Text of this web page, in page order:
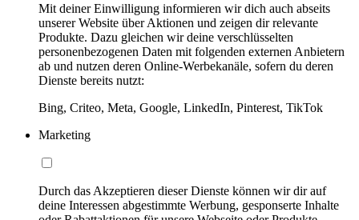
Mit deiner Einwilligung informieren wir dich auch abseits
unserer Website über Aktionen und zeigen dir relevante
Produkte. Dazu gleichen wir deine verschlüsselten
personenbezogenen Daten mit folgenden externen Anbietern
ab und nutzen deren Online-Werbekanäle, sofern du deren
Dienste bereits nutzt:
Bing, Criteo, Meta, Google, LinkedIn, Pinterest, TikTok
Marketing
Durch das Akzeptieren dieser Dienste können wir dir auf
deine Interessen abgestimmte Werbung, gesponserte Inhalte